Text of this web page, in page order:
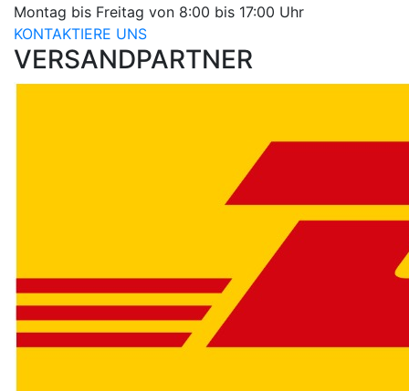
Montag bis Freitag von 8:00 bis 17:00 Uhr
KONTAKTIERE UNS
VERSANDPARTNER